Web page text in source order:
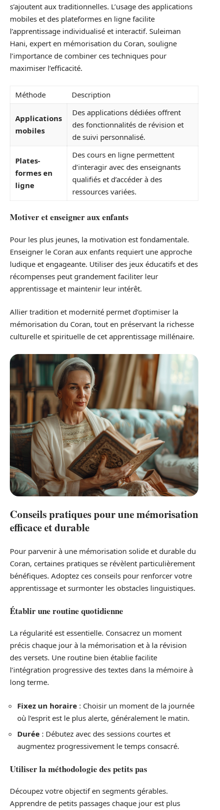
s’ajoutent aux traditionnelles. L’usage des applications
mobiles et des plateformes en ligne facilite
l’apprentissage individualisé et interactif. Suleiman
Hani, expert en mémorisation du Coran, souligne
l’importance de combiner ces techniques pour
maximiser l’efficacité.
Méthode Description
Applications
mobiles
Des applications dédiées offrent
des fonctionnalités de révision et
de suivi personnalisé.
Plates-
formes en
ligne
Des cours en ligne permettent
d’interagir avec des enseignants
qualifiés et d’accéder à des
ressources variées.
Motiver et enseigner aux enfants
Pour les plus jeunes, la motivation est fondamentale.
Enseigner le Coran aux enfants requiert une approche
ludique et engageante. Utiliser des jeux éducatifs et des
récompenses peut grandement faciliter leur
apprentissage et maintenir leur intérêt.
Allier tradition et modernité permet d’optimiser la
mémorisation du Coran, tout en préservant la richesse
culturelle et spirituelle de cet apprentissage millénaire.
Conseils pratiques pour une mémorisation
efficace et durable
Pour parvenir à une mémorisation solide et durable du
Coran, certaines pratiques se révèlent particulièrement
bénéfiques. Adoptez ces conseils pour renforcer votre
apprentissage et surmonter les obstacles linguistiques.
Établir une routine quotidienne
La régularité est essentielle. Consacrez un moment
précis chaque jour à la mémorisation et à la révision
des versets. Une routine bien établie facilite
l’intégration progressive des textes dans la mémoire à
long terme.
Fixez un horaire : Choisir un moment de la journée
où l’esprit est le plus alerte, généralement le matin.
Durée : Débutez avec des sessions courtes et
augmentez progressivement le temps consacré.
Utiliser la méthodologie des petits pas
Découpez votre objectif en segments gérables.
Apprendre de petits passages chaque jour est plus